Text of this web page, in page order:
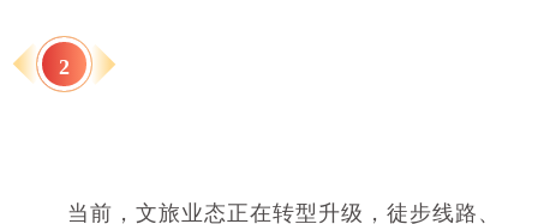
2
当前，文旅业态正在转型升级，徒步线路、